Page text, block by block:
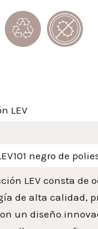
LEV
negro de
LEV consta de
de alta calidad,
un diseño